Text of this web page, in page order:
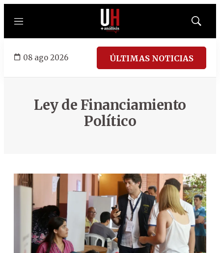
Menú
Mostrar
08 ago 2026 ÚLTIMAS NOTICIAS
Ley de Financiamiento
Político